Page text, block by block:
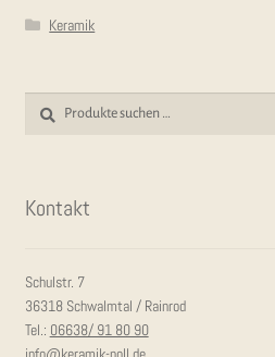
Keramik
nach:
Kon­takt
Schulstr. 7
36318 Schwalmtal / Rainrod
Tel.: 06638/ 91 80 90